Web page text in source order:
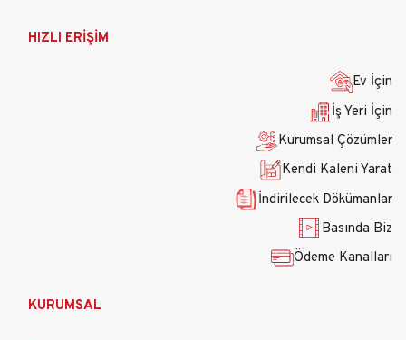
AnaHIZLI ERİŞİM
Ev İçin
İş Yeri İçin
Kurumsal Çözümler
Kendi Kaleni Yarat
İndirilecek Dökümanlar
Basında Biz
Ödeme Kanalları
KURUMSAL